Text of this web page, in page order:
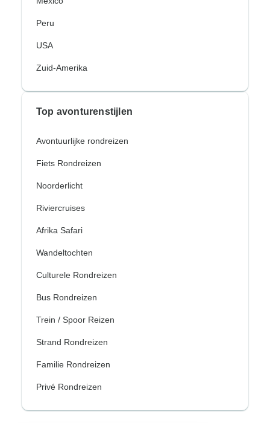
Peru
USA
Zuid-Amerika
Top avonturenstijlen
Avontuurlijke rondreizen
Fiets Rondreizen
Noorderlicht
Riviercruises
Afrika Safari
Wandeltochten
Culturele Rondreizen
Bus Rondreizen
Trein / Spoor Reizen
Strand Rondreizen
Familie Rondreizen
Privé Rondreizen